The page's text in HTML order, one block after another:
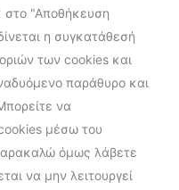
στο "Αποθήκευση
η συγκατάθεσή
των cookies και
παράθυρο και
να
μέσω του
όμως λάβετε
να μην λειτουργεί